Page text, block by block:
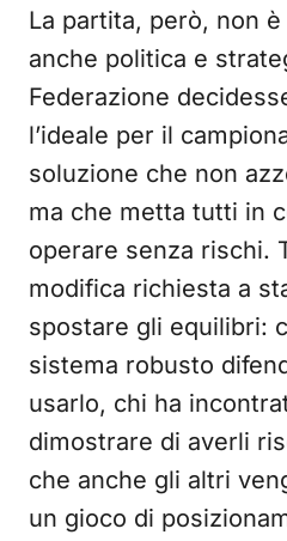
La partita, però, non
anche politica e
Federazione
l’ideale per il
soluzione che non
ma che metta tutti in
operare senza rischi.
modifica richiesta a
spostare gli equilibri:
sistema robusto
usarlo, chi ha
dimostrare di averli
che anche gli altri
un gioco di